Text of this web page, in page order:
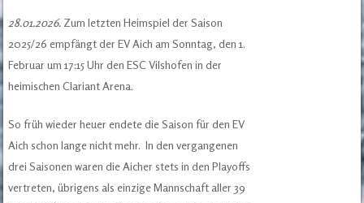
28.01.2026. Zum letzten Heimspiel der Saison
2025/26 empfängt der EV Aich am Sonntag, den 1.
Februar um 17:15 Uhr den ESC Vilshofen in der
heimischen Clariant Arena.
So früh wieder heuer endete die Saison für den EV
Aich schon lange nicht mehr. In den vergangenen
drei Saisonen waren die Aicher stets in den Playoffs
vertreten, übrigens als einzige Mannschaft aller 39